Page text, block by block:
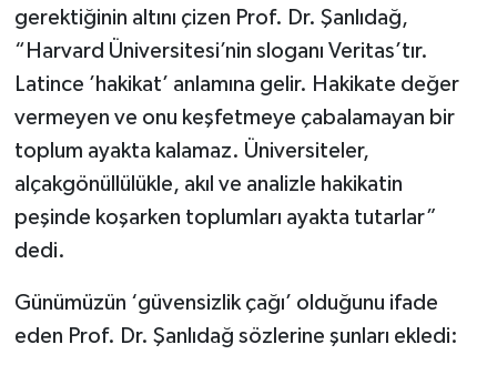
gerektiğinin altını çizen Prof. Dr. Şanlıdağ,
“Harvard Üniversitesi’nin sloganı Veritas’tır.
Latince ’hakikat’ anlamına gelir. Hakikate değer
vermeyen ve onu keşfetmeye çabalamayan bir
toplum ayakta kalamaz. Üniversiteler,
alçakgönüllülükle, akıl ve analizle hakikatin
peşinde koşarken toplumları ayakta tutarlar”
dedi.
Günümüzün ‘güvensizlik çağı’ olduğunu ifade
eden Prof. Dr. Şanlıdağ sözlerine şunları ekledi: